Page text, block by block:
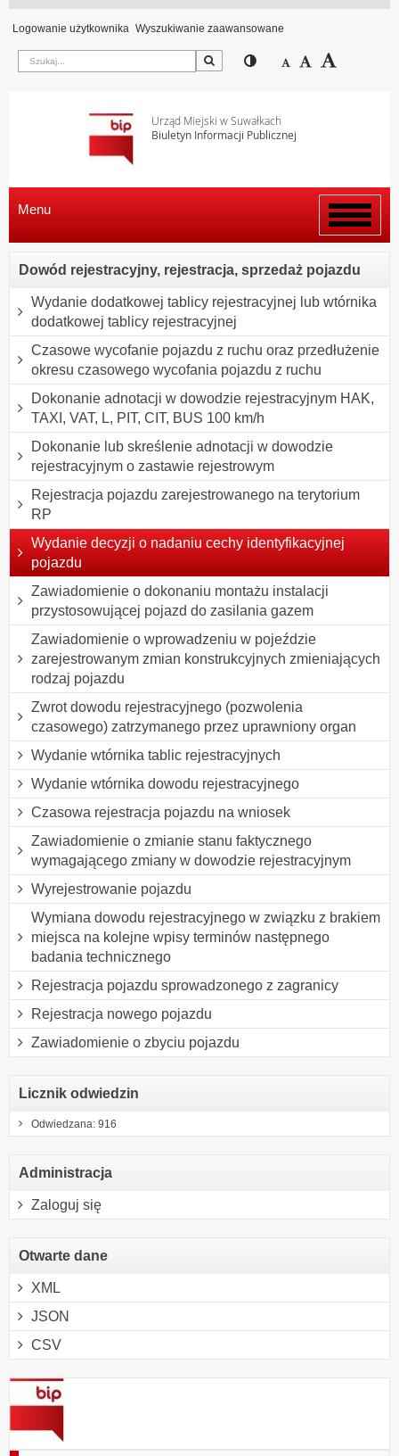
Logowanie użytkownika Wyszukiwanie zaawansowane
Szukaj Przełącz pomiędzy
Zmniejsz
Domyślny
Urząd Miejski w Suwałkach
Biuletyn Informacji Publicznej
Włącz
menu
Menu
Dowód rejestracyjny, rejestracja, sprzedaż pojazdu
Wydanie dodatkowej tablicy rejestracyjnej lub wtórnika
dodatkowej tablicy rejestracyjnej
Czasowe wycofanie pojazdu z ruchu oraz przedłużenie
okresu czasowego wycofania pojazdu z ruchu
Dokonanie adnotacji w dowodzie rejestracyjnym HAK,
TAXI, VAT, L, PIT, CIT, BUS 100 km/h
Dokonanie lub skreślenie adnotacji w dowodzie
rejestracyjnym o zastawie rejestrowym
Rejestracja pojazdu zarejestrowanego na terytorium
RP
Wydanie decyzji o nadaniu cechy identyfikacyjnej
pojazdu
Zawiadomienie o dokonaniu montażu instalacji
przystosowującej pojazd do zasilania gazem
Zawiadomienie o wprowadzeniu w pojeździe
zarejestrowanym zmian konstrukcyjnych zmieniających
rodzaj pojazdu
Zwrot dowodu rejestracyjnego (pozwolenia
czasowego) zatrzymanego przez uprawniony organ
Wydanie wtórnika tablic rejestracyjnych
Wydanie wtórnika dowodu rejestracyjnego
Czasowa rejestracja pojazdu na wniosek
Zawiadomienie o zmianie stanu faktycznego
wymagającego zmiany w dowodzie rejestracyjnym
Wyrejestrowanie pojazdu
Wymiana dowodu rejestracyjnego w związku z brakiem
miejsca na kolejne wpisy terminów następnego
badania technicznego
Rejestracja pojazdu sprowadzonego z zagranicy
Rejestracja nowego pojazdu
Zawiadomienie o zbyciu pojazdu
Licznik odwiedzin
Odwiedzana: 916
Administracja
Zaloguj się
Otwarte dane
XML
JSON
CSV